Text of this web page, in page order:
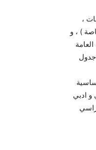
،
) ، و
جدول
2015 تليه المواد الاساسية
و ادبي